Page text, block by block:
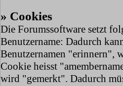
» Cookies
Die Forumssoftware setzt
Benutzername: Dadurch
Benutzernamen "erinnern",
Cookie heisst
wird "gemerkt". Dadurch